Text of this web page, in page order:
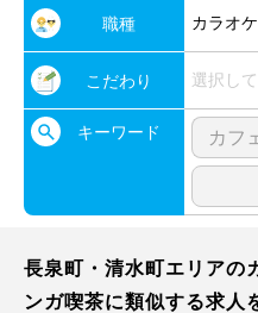
職種 カラオ
こだわり 選択し
キーワード
長泉町・清水町エリアの
ンガ喫茶に類似する求人